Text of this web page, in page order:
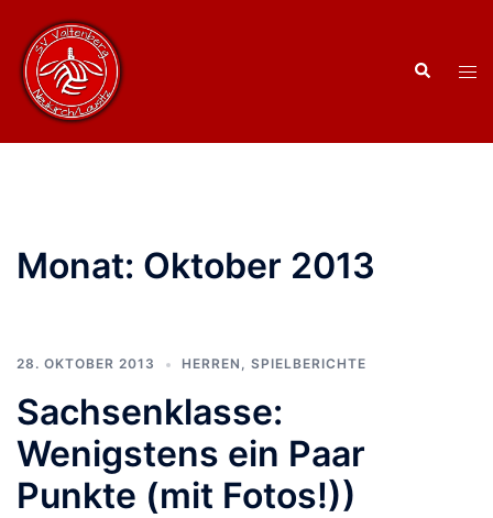
Inhalt
springen
Suche
Monat: Oktober 2013
28. OKTOBER 2013 HERREN , SPIELBERICHTE
Sachsenklasse:
Wenigstens ein Paar
Punkte (mit Fotos!))